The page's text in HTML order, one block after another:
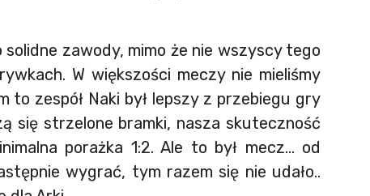
zawody, mimo że nie wszyscy tego
W większości meczy nie mieliśmy
to zespół Naki był lepszy z przebiegu gry
się strzelone bramki, nasza skuteczność
porażka 1:2. Ale to był mecz… od
wygrać, tym razem się nie udało..